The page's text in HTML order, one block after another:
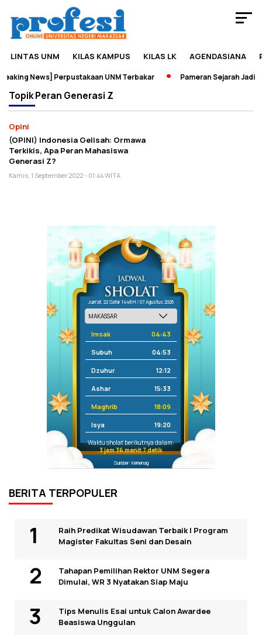
LINTAS UNM KILAS KAMPUS KILAS LK AGENDASIANA
News] Perpustakaan UNM Terbakar Pameran Sejarah Jadi
TopikPeran Generasi Z
Opini
(OPINI) Indonesia Gelisah: Ormawa
Terkikis, Apa Peran Mahasiswa
Generasi Z?
Kamis, 1 September 2022 - 01:44 WITA
Jum'at, 22 Safar 1448 H / 07 Agustus 2026
Imsak 04:43
Subuh 04:53
Dzuhur 12:12
Ashar 15:33
Maghrib 18:09
Isya 19:20
Waktu sholat berikutnya dalam:
3 jam 36 menit 7 detik
Sumber: Kemenag
BERITA TERPOPULER
Raih Predikat Wisudawan Terbaik I Program
Magister Fakultas Seni dan Desain
Tahapan Pemilihan Rektor UNM Segera
Dimulai, WR 3 Nyatakan Siap Maju
Tips Menulis Esai untuk Calon Awardee
Beasiswa Unggulan